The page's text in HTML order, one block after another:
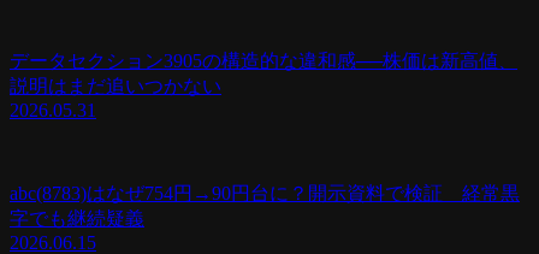
データセクション3905の構造的な違和感──株価は新高値、
説明はまだ追いつかない
2026.05.31
abc(8783)はなぜ754円→90円台に？開示資料で検証 経常黒
字でも継続疑義
2026.06.15